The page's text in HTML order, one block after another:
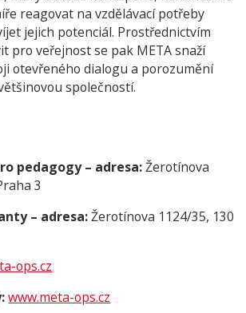
reagovat na vzdělávací potřeby
jejich potenciál. Prostřednictvím
pro veřejnost se pak META snaží
otevřeného dialogu a porozumění
společností.
pedagogy – adresa:Žerotínova
3
– adresa:Žerotínova 1124/35, 130
ops.cz
www.meta-ops.cz